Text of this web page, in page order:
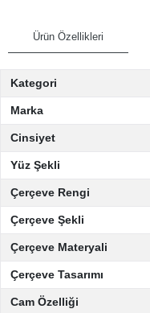
Ürün Özellikleri
Kategori
Marka
Cinsiyet
Yüz Şekli
Çerçeve Rengi
Çerçeve Şekli
Çerçeve Materyali
Çerçeve Tasarımı
Cam Özelliği